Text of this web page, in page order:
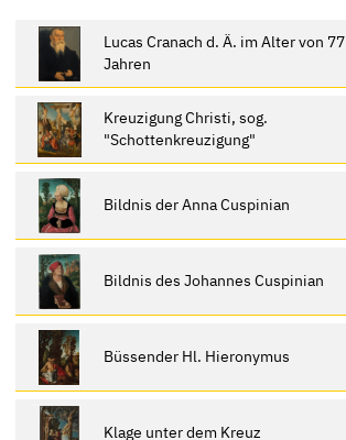
Lucas Cranach d. Ä. im Alter von 77
Jahren
Kreuzigung Christi, sog.
"Schottenkreuzigung"
Bildnis der Anna Cuspinian
Bildnis des Johannes Cuspinian
Büssender Hl. Hieronymus
Klage unter dem Kreuz